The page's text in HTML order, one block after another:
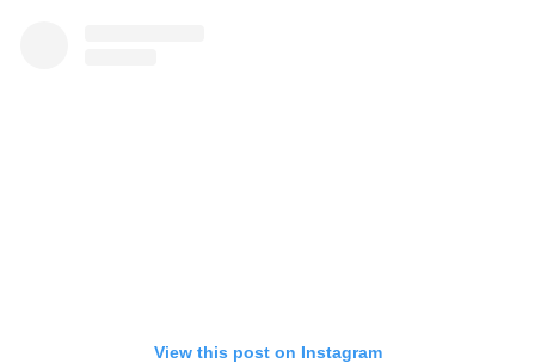
View this post on Instagram